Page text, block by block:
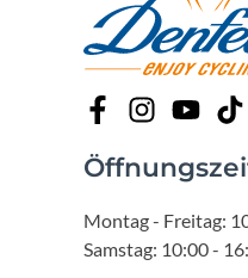
Montag - Freitag:
Samstag: 10:00 -